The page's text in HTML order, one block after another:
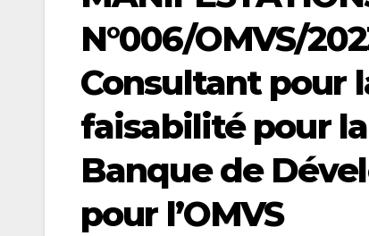
N°006/OMVS/
Consultant pour
faisabilité pour
Banque de
pour l’OMVS